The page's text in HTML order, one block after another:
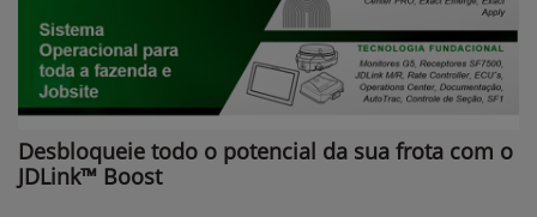
Desbloqueie todo o potencial da sua frota com o
JDLink™ Boost